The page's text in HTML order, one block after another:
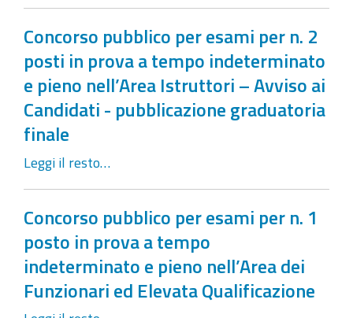
Concorso pubblico per esami per n. 2
posti in prova a tempo indeterminato
e pieno nell’Area Istruttori – Avviso ai
Candidati - pubblicazione graduatoria
finale
Leggi il resto…
Concorso pubblico per esami per n. 1
posto in prova a tempo
indeterminato e pieno nell’Area dei
Funzionari ed Elevata Qualificazione